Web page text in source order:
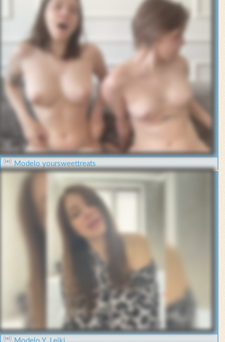
Modelo yoursweettreats